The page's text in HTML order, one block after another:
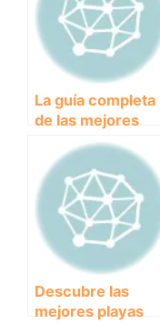
La guía completa
de las mejores
playas para perros
en Alicante
Descubre las
mejores playas